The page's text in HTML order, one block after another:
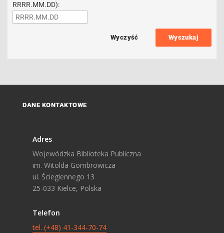
RRRR.MM.DD):
Wyszukaj
DANE KONTAKTOWE
Adres
Wojewódzka Biblioteka Publiczna
im. Witolda Gombrowicza
ul. Ściegiennego 13
25-033 Kielce, Polska
Telefon
tel. (+48) 41-344-70-74